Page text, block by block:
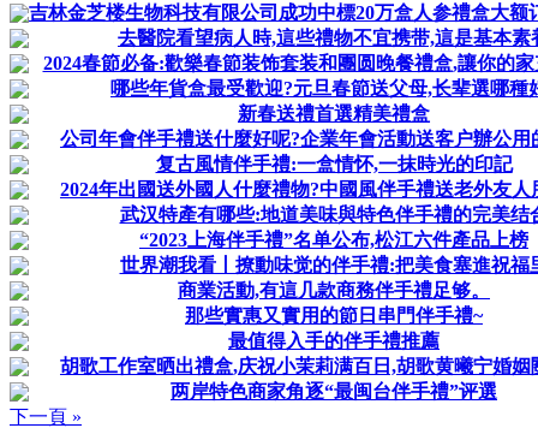
吉林金芝楼生物科技有限公司成功中標20万盒人参禮盒大额
去醫院看望病人時,這些禮物不宜携带,這是基本素
2024春節必备:歡樂春節装饰套装和團圆晚餐禮盒,讓你的
哪些年貨盒最受歡迎?元旦春節送父母,长辈選哪種
新春送禮首選精美禮盒
公司年會伴手禮送什麼好呢?企業年會活動送客户辦公用
复古風情伴手禮:一盒情怀,一抹時光的印記
2024年出國送外國人什麼禮物?中國風伴手禮送老外友人
武汉特產有哪些:地道美味與特色伴手禮的完美结
“2023上海伴手禮”名单公布,松江六件產品上榜
世界潮我看丨撩動味觉的伴手禮:把美食塞進祝福
商業活動,有這几款商務伴手禮足够。
那些實惠又實用的節日串門伴手禮~
最值得入手的伴手禮推薦
胡歌工作室晒出禮盒,庆祝小茉莉满百日,胡歌黄曦宁婚姻
两岸特色商家角逐“最闽台伴手禮”评選
下一頁 »